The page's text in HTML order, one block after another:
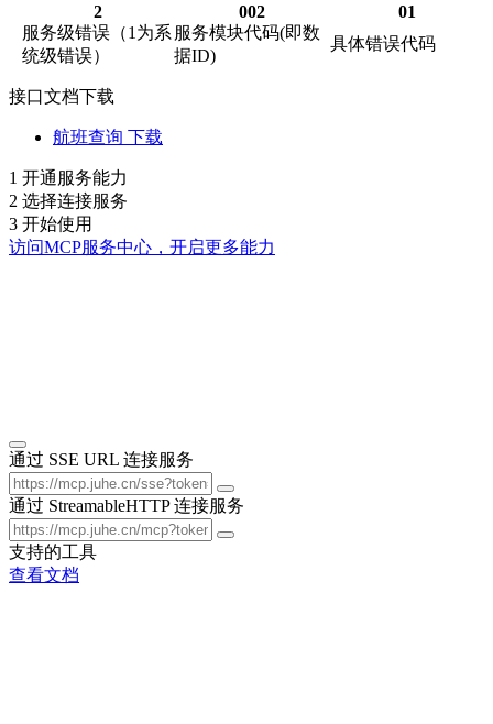
2 002
01
服务级错误（1为系
统级错误）
服务模块代码(即数
据ID)
具体错误代码
接口文档下载
航班查询 下载
1 开通服务能力
2 选择连接服务
3 开始使用
访问MCP服务中心，开启更多能力
通过 SSE URL 连接服务
通过 StreamableHTTP 连接服务
支持的工具
查看文档